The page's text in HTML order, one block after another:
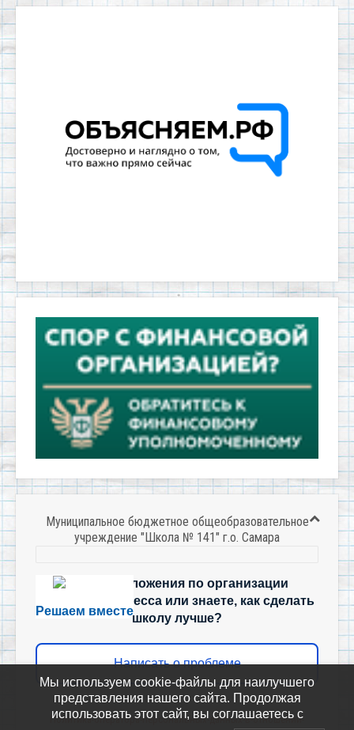
Муниципальное бюджетное общеобразовательное
учреждение "Школа № 141" г.о. Самара
Решаем вместе
Есть предложения по организации
учебного процесса или знаете, как сделать
школу лучше?
Написать о проблеме
Политика-оператора-персональных-данных-в-отношении-
Мы используем cookie-файлы для наилучшего
представления нашего сайта. Продолжая
использовать этот сайт, вы соглашаетесь с